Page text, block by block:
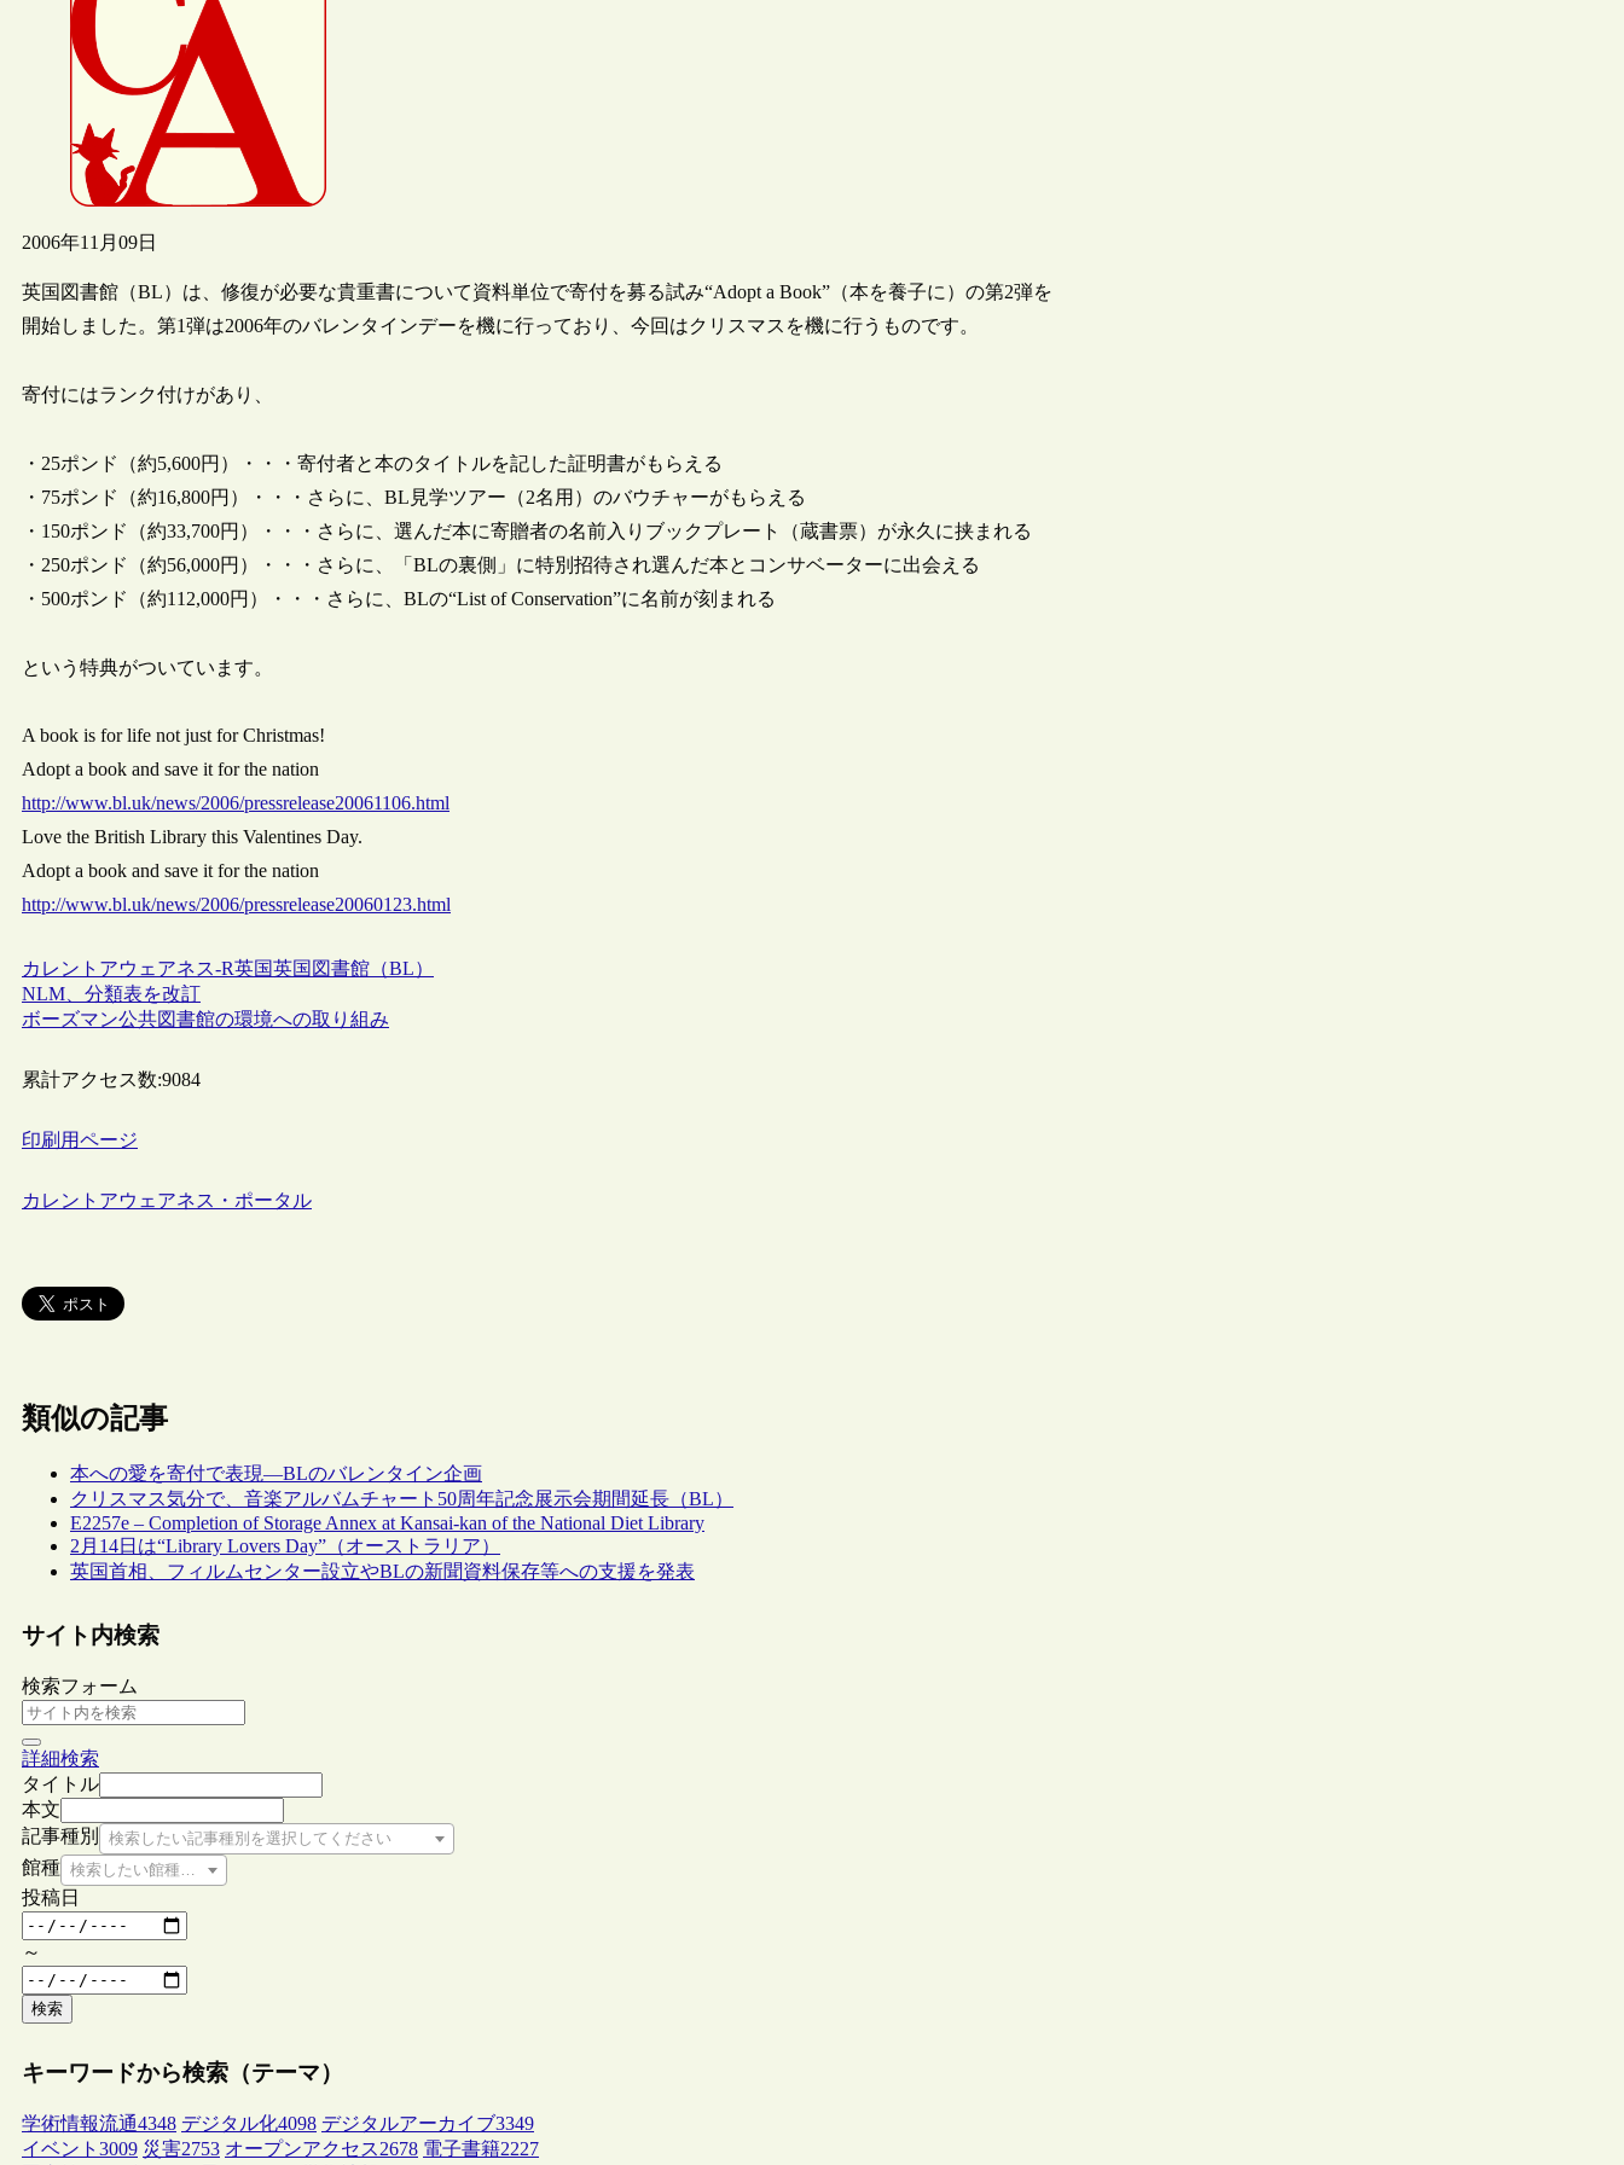
2006年11月09日
英国図書館（BL）は、修復が必要な貴重書について資料単位で寄付を募る試み“Adopt a Book”（本を養子に）の第2弾を
開始しました。第1弾は2006年のバレンタインデーを機に行っており、今回はクリスマスを機に行うものです。
寄付にはランク付けがあり、
・25ポンド（約5,600円）・・・寄付者と本のタイトルを記した証明書がもらえる
・75ポンド（約16,800円）・・・さらに、BL見学ツアー（2名用）のバウチャーがもらえる
・150ポンド（約33,700円）・・・さらに、選んだ本に寄贈者の名前入りブックプレート（蔵書票）が永久に挟まれる
・250ポンド（約56,000円）・・・さらに、「BLの裏側」に特別招待され選んだ本とコンサベーターに出会える
・500ポンド（約112,000円）・・・さらに、BLの“List of Conservation”に名前が刻まれる
という特典がついています。
A book is for life not just for Christmas!
Adopt a book and save it for the nation
http://www.bl.uk/news/2006/pressrelease20061106.html
Love the British Library this Valentines Day.
Adopt a book and save it for the nation
http://www.bl.uk/news/2006/pressrelease20060123.html
カレントアウェアネス-R英国英国図書館（BL）
NLM、分類表を改訂
ボーズマン公共図書館の環境への取り組み
累計アクセス数:9084
印刷用ページ
カレントアウェアネス・ポータル
類似の記事
本への愛を寄付で表現―BLのバレンタイン企画
クリスマス気分で、音楽アルバムチャート50周年記念展示会期間延長（BL）
E2257e – Completion of Storage Annex at Kansai-kan of the National Diet Library
2月14日は“Library Lovers Day”（オーストラリア）
英国首相、フィルムセンター設立やBLの新聞資料保存等への支援を発表
サイト内検索
検索フォーム
詳細検索
タイトル
本文
記事種別
検索したい記事種別を選択してください
館種 検索したい館種を選択してください
投稿日
～
検索
キーワードから検索（テーマ）
学術情報流通4348 デジタル化4098 デジタルアーカイブ3349
イベント 3009 災害2753 オープンアクセス2678 電子書籍2227